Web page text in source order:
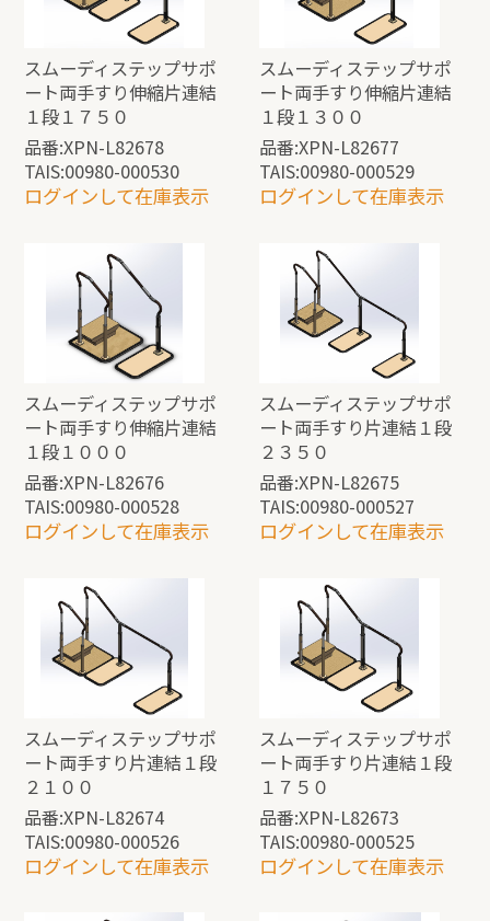
スムーディステップサポ
ート両手すり伸縮片連結
１段１７５０
品番:XPN-L82678
TAIS:00980-000530
ログインして在庫表示
スムーディステップサポ
ート両手すり伸縮片連結
１段１３００
品番:XPN-L82677
TAIS:00980-000529
ログインして在庫表示
スムーディステップサポ
ート両手すり伸縮片連結
１段１０００
品番:XPN-L82676
TAIS:00980-000528
ログインして在庫表示
スムーディステップサポ
ート両手すり片連結１段
２３５０
品番:XPN-L82675
TAIS:00980-000527
ログインして在庫表示
スムーディステップサポ
ート両手すり片連結１段
２１００
品番:XPN-L82674
TAIS:00980-000526
ログインして在庫表示
スムーディステップサポ
ート両手すり片連結１段
１７５０
品番:XPN-L82673
TAIS:00980-000525
ログインして在庫表示